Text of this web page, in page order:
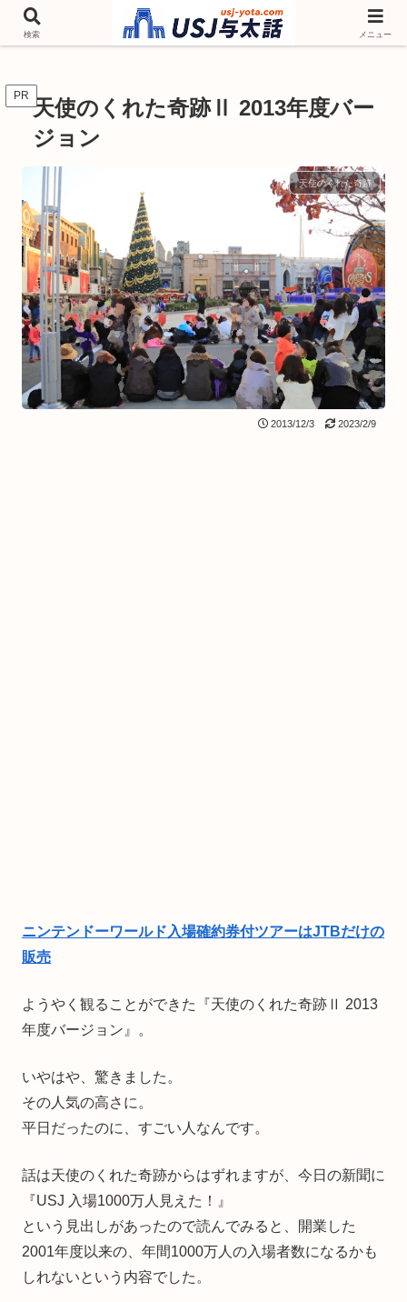
チケットやシーズンイベント ニンテンドーワールド アトラクションなどユニ
バを歩いて情報収集しています
PR 天使のくれた奇跡Ⅱ 2013年度バー
ジョン
天使のくれた奇跡
2013/12/3 2023/2/9
ニンテンドーワールド入場確約券付ツアーはJTBだけの
販売
ようやく観ることができた『天使のくれた奇跡Ⅱ 2013
年度バージョン』。
いやはや、驚きました。
その人気の高さに。
平日だったのに、すごい人なんです。
話は天使のくれた奇跡からはずれますが、今日の新聞に
『USJ 入場1000万人見えた！』
という見出しがあったので読んでみると、開業した
2001年度以来の、年間1000万人の入場者数になるかも
しれないという内容でした。
検索 メニュー